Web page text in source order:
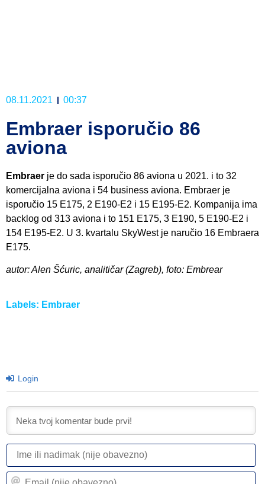
08.11.2021 00:37
Embraer isporučio 86
aviona
Embraer je do sada isporučio 86 aviona u 2021. i to 32
komercijalna aviona i 54 business aviona. Embraer je
isporučio 15 E175, 2 E190-E2 i 15 E195-E2. Kompanija ima
backlog od 313 aviona i to 151 E175, 3 E190, 5 E190-E2 i
154 E195-E2. U 3. kvartalu SkyWest je naručio 16 Embraera
E175.
autor: Alen Šćuric, analitičar (Zagreb), foto: Embrear
Labels: Embraer
Login